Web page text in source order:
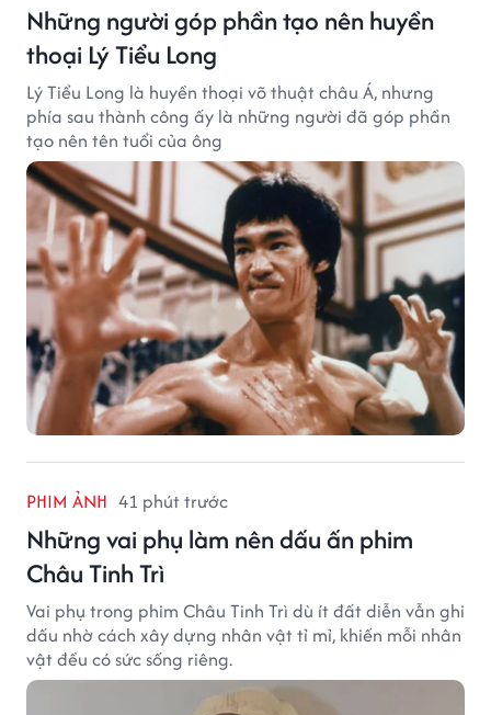
Những người góp phần tạo nên huyền
thoại Lý Tiểu Long
Lý Tiểu Long là huyền thoại võ thuật châu Á, nhưng
phía sau thành công ấy là những người đã góp phần
tạo nên tên tuổi của ông
PHIM ẢNH 41 phút trước
Những vai phụ làm nên dấu ấn phim
Châu Tinh Trì
Vai phụ trong phim Châu Tinh Trì dù ít đất diễn vẫn ghi
dấu nhờ cách xây dựng nhân vật tỉ mỉ, khiến mỗi nhân
vật đều có sức sống riêng.